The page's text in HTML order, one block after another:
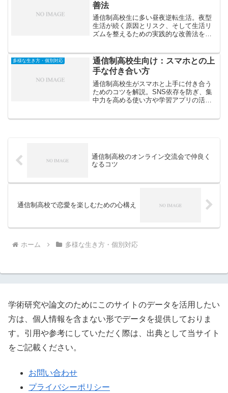
善法
通信制高校生に多い昼夜逆転生活。夜型
生活が続く原因とリスク、そして生活リ
ズムを整えるための実践的な改善法を紹
多様な生き方・個別対応
通信制高校生向け：スマホとの上
手な付き合い方
通信制高校生がスマホと上手に付き合う
ためのコツを解説。SNS依存を防ぎ、集
中力を高める使い方や学習アプリの活用
通信制高校のオンライン交流会で仲良く
なるコツ
通信制高校で恋愛を楽しむための心構え
ホーム 多様な生き方・個別対応
学術研究や論文のためにこのサイトのデータを活用したい
方は、個人情報を含まない形でデータを提供しておりま
す。引用や参考にしていただく際は、出典として当サイト
をご記載ください。
お問い合わせ
プライバシーポリシー